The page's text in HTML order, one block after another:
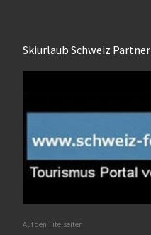
Skiurlaub Schweiz Partner
Auf den Titelseiten